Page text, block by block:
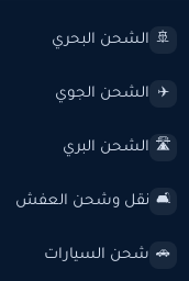
🚢 الشحن البحري
✈️ الشحن الجوي
🛣️ الشحن البري
🛋️ نقل وشحن العفش
🚗 شحن السيارات